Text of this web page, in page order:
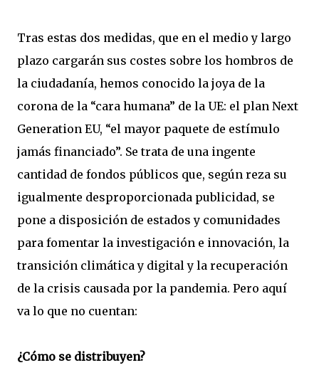
Tras estas dos medidas, que en el medio y largo
plazo cargarán sus costes sobre los hombros de
la ciudadanía, hemos conocido la joya de la
corona de la “cara humana” de la UE: el plan Next
Generation EU, “el mayor paquete de estímulo
jamás financiado”. Se trata de una ingente
cantidad de fondos públicos que, según reza su
igualmente desproporcionada publicidad, se
pone a disposición de estados y comunidades
para fomentar la investigación e innovación, la
transición climática y digital y la recuperación
de la crisis causada por la pandemia. Pero aquí
va lo que no cuentan:
¿Cómo se distribuyen?